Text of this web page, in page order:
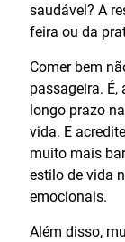
saudável? A
feira ou da
Comer bem
passageira.
longo prazo
vida. E
muito mais
estilo de vida
emocionais.
Além disso,